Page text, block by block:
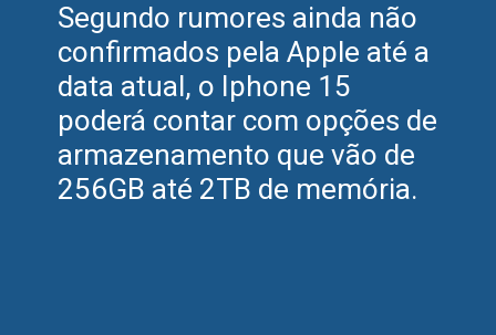
Segundo rumores ainda não
confirmados pela Apple até a
data atual, o Iphone 15
poderá contar com opções de
armazenamento que vão de
256GB até 2TB de memória.